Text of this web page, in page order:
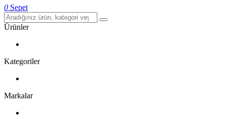
0 Sepet
Ürünler
Kategoriler
Markalar